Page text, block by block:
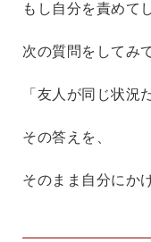
もし自分を責めて
次の質問をしてみ
「友人が同じ状況
その答えを、
そのまま自分にか